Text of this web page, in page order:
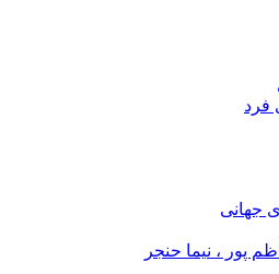
فرد
جهانی
پور ، نیما حنجر